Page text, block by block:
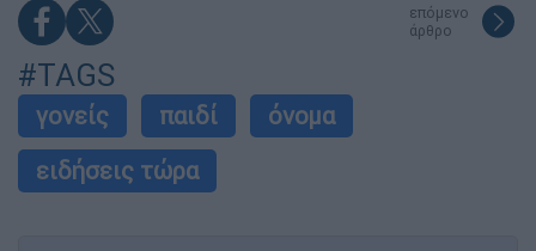
επόμενο
άρθρο
#TAGS
γονείς παιδί
όνομα
ειδήσεις τώρα